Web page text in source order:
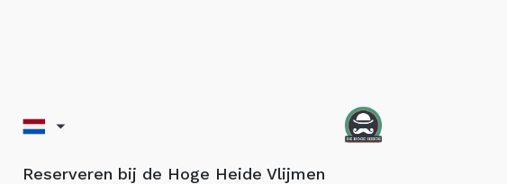
Reserveren bij de Hoge Heide Vlijmen